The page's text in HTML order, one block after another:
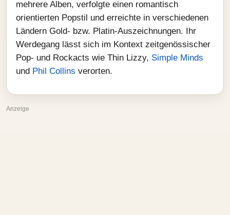
mehrere Alben, verfolgte einen romantisch
orientierten Popstil und erreichte in verschiedenen
Ländern Gold- bzw. Platin-Auszeichnungen. Ihr
Werdegang lässt sich im Kontext zeitgenössischer
Pop- und Rockacts wie Thin Lizzy, Simple Minds
und Phil Collins verorten.
Anzeige